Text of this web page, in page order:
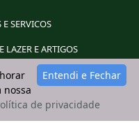
SERVICOS
LAZER E ARTIGOS
LAZER LTDA
E LAZER LTDA
Entendi e Fechar
nossa
de privacidade